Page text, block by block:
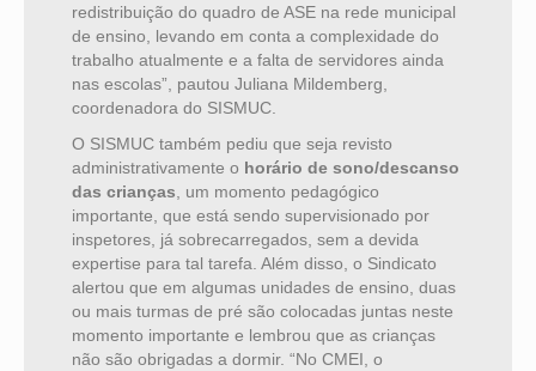
redistribuição do quadro de ASE na rede municipal
de ensino, levando em conta a complexidade do
trabalho atualmente e a falta de servidores ainda
nas escolas”, pautou Juliana Mildemberg,
coordenadora do SISMUC.
O SISMUC também pediu que seja revisto
administrativamente o horário de sono/descanso
das crianças , um momento pedagógico
importante, que está sendo supervisionado por
inspetores, já sobrecarregados, sem a devida
expertise para tal tarefa. Além disso, o Sindicato
alertou que em algumas unidades de ensino, duas
ou mais turmas de pré são colocadas juntas neste
momento importante e lembrou que as crianças
não são obrigadas a dormir. “No CMEI, o